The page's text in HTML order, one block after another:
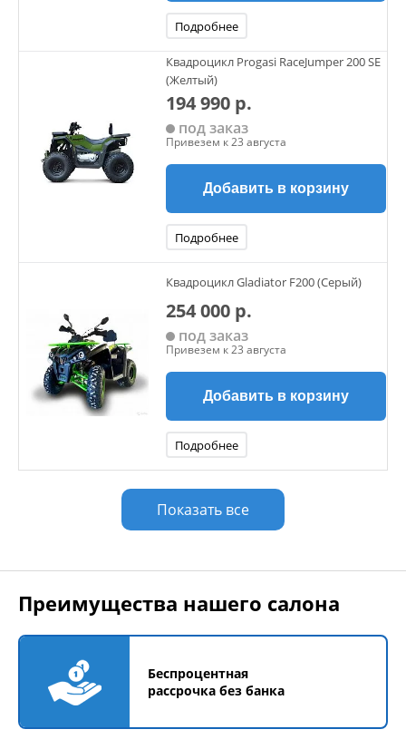
Подробнее
Квадроцикл Progasi RaceJumper 200 SE
(Желтый)
194 990 р.
под заказ
Привезем к 23 августа
Добавить в корзину
Подробнее
Квадроцикл Gladiator F200 (Серый)
254 000 р.
под заказ
Привезем к 23 августа
Добавить в корзину
Подробнее
Показать все
Преимущества нашего салона
Беспроцентная
рассрочка без банка